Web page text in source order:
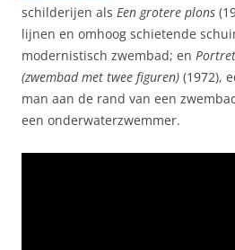
schilderijen als Een grotere plons
lijnen en omhoog schietende
modernistisch zwembad; en
(zwembad met twee figuren) (1972),
man aan de rand van een
een onderwaterzwemmer.